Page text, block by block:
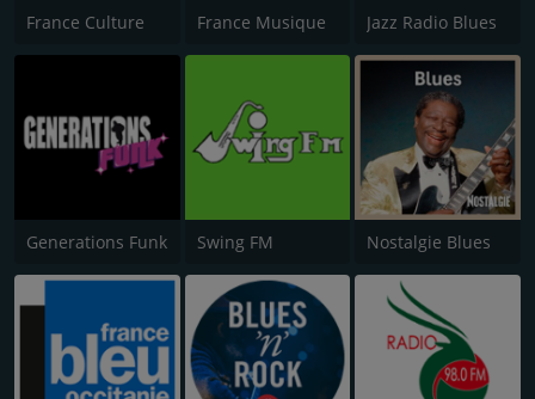
France Culture France Musique Jazz Radio Blues
Generations Funk Swing FM Nostalgie Blues